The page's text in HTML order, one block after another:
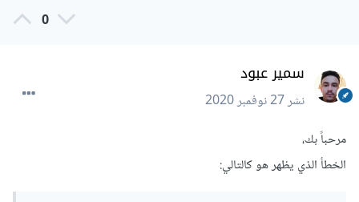
0
سمير عبود
نشر27 نوفمبر 2020
مرحباً بك،
الخطأ الذي يظهر هو كالتالي: